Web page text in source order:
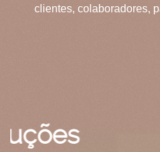
clientes, colaboradores,